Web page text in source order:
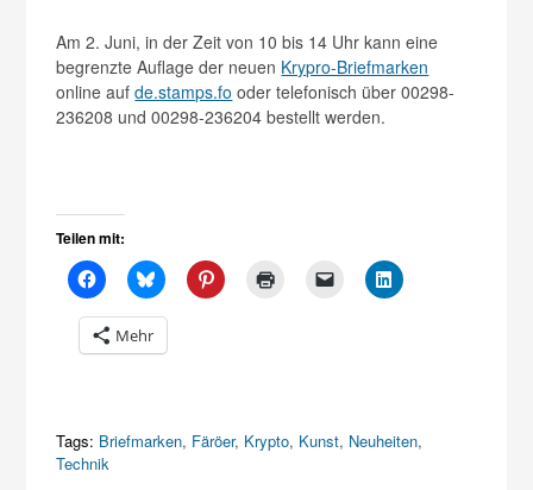
Am 2. Juni, in der Zeit von 10 bis 14 Uhr kann eine
begrenzte Auflage der neuen Krypro-Briefmarken
online aufde.stamps.fo oder telefonisch über 00298-
236208 und 00298-236204 bestellt werden.
Teilen mit:
Mehr
Tags: Briefmarken, Färöer, Krypto, Kunst, Neuheiten,
Technik